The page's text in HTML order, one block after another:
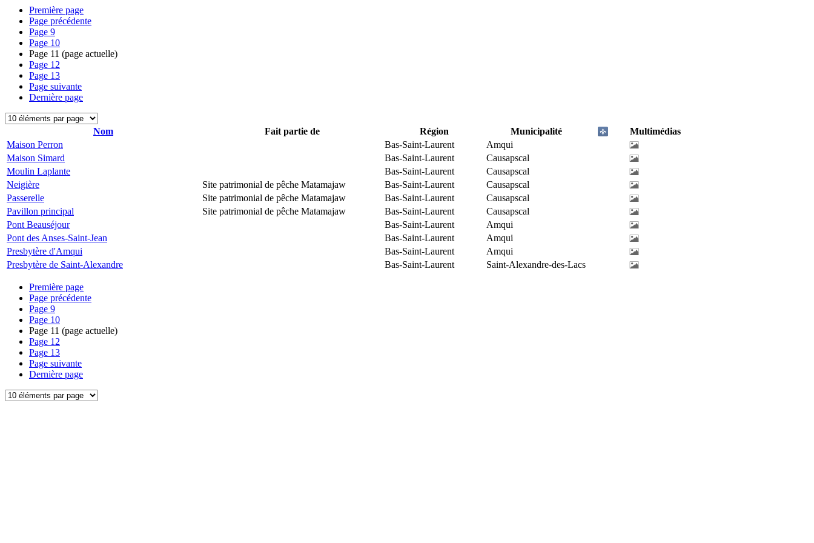
Première page
Page précédente
Page 9
Page 10
Page 11 (page actuelle)
Page 12
Page 13
Page suivante
Dernière page
Nom Fait partie de Région Municipalité
Multimédias
Maison Perron
Bas-Saint-Laurent
Amqui
Maison Simard
Bas-Saint-Laurent
Causapscal
Moulin Laplante
Bas-Saint-Laurent
Causapscal
Neigière
Site patrimonial de pêche Matamajaw Bas-Saint-Laurent
Causapscal
Passerelle
Site patrimonial de pêche Matamajaw Bas-Saint-Laurent
Causapscal
Pavillon principal
Site patrimonial de pêche Matamajaw Bas-Saint-Laurent
Causapscal
Pont Beauséjour
Bas-Saint-Laurent
Amqui
Pont des Anses-Saint-Jean
Bas-Saint-Laurent
Amqui
Presbytère d'Amqui
Bas-Saint-Laurent
Amqui
Presbytère de Saint-Alexandre
Bas-Saint-Laurent Saint-Alexandre-des-Lacs
Première page
Page précédente
Page 9
Page 10
Page 11 (page actuelle)
Page 12
Page 13
Page suivante
Dernière page